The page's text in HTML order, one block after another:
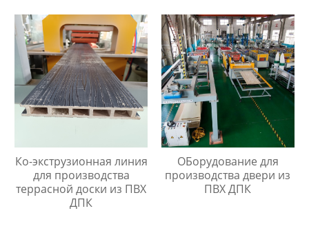
Ко-экструзионная линия
для производства
террасной доски из ПВХ
ДПК
ОБорудование для
производства двери из
ПВХ ДПК